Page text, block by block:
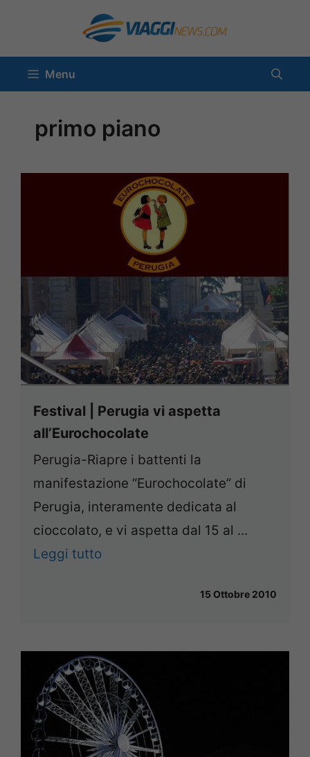
contenuto
Menu
primo piano
Festival | Perugia vi aspetta
all’Eurochocolate
Perugia-Riapre i battenti la
manifestazione “Eurochocolate” di
Perugia, interamente dedicata al
cioccolato, e vi aspetta dal 15 al ...
Leggi tutto
15 Ottobre 2010